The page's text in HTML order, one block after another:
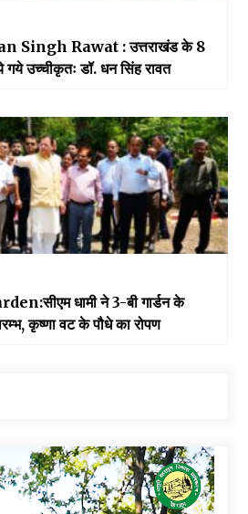
Singh Rawat : उत्तराखंड के 8
गये उच्चीकृतः डॉ. धन सिंह रावत
धामी ने 3-बी गार्डन के
कृष्णा वट के पौधे का रोपण